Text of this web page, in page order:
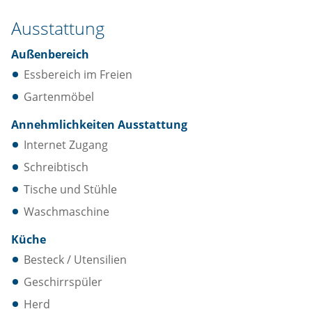
Ausstattung
Außenbereich
Essbereich im Freien
Gartenmöbel
Annehmlichkeiten Ausstattung
Internet Zugang
Schreibtisch
Tische und Stühle
Waschmaschine
Küche
Besteck / Utensilien
Geschirrspüler
Herd